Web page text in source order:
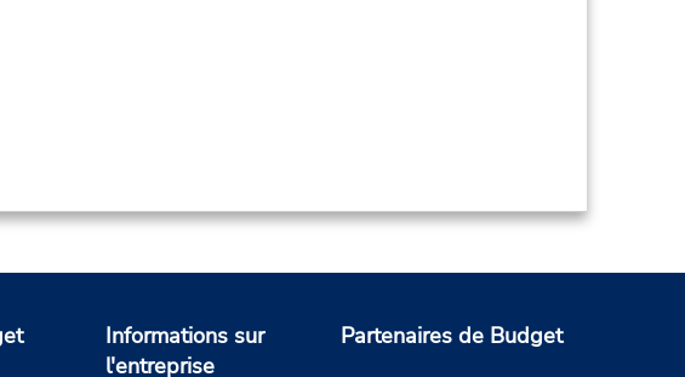
Informations sur
l'entreprise
Partenaires de Budget